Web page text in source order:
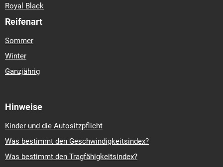
Royal Black
Reifenart
Sommer
Winter
Ganzjährig
Hinweise
Kinder und die Autositzpflicht
Was bestimmt den Geschwindigkeitsindex?
Was bestimmt den Tragfähigkeitsindex?